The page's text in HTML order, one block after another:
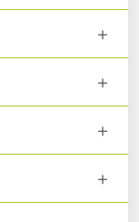
+
+
+
+